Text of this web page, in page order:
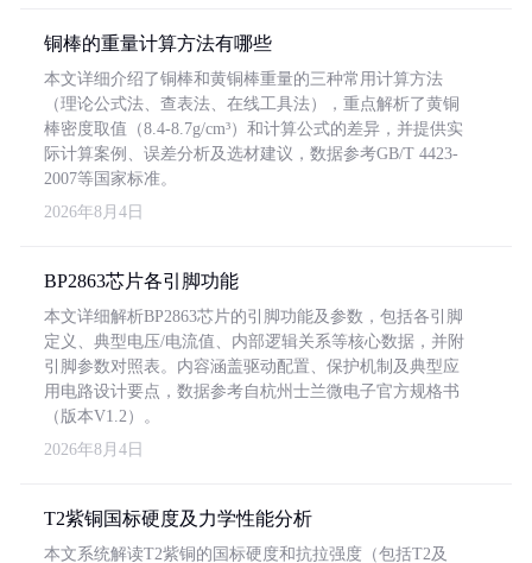
铜棒的重量计算方法有哪些
本文详细介绍了铜棒和黄铜棒重量的三种常用计算方法
（理论公式法、查表法、在线工具法），重点解析了黄铜
棒密度取值（8.4-8.7g/cm³）和计算公式的差异，并提供实
际计算案例、误差分析及选材建议，数据参考GB/T 4423-
2007等国家标准。
2026年8月4日
BP2863芯片各引脚功能
本文详细解析BP2863芯片的引脚功能及参数，包括各引脚
定义、典型电压/电流值、内部逻辑关系等核心数据，并附
引脚参数对照表。内容涵盖驱动配置、保护机制及典型应
用电路设计要点，数据参考自杭州士兰微电子官方规格书
（版本V1.2）。
2026年8月4日
T2紫铜国标硬度及力学性能分析
本文系统解读T2紫铜的国标硬度和抗拉强度（包括T2及